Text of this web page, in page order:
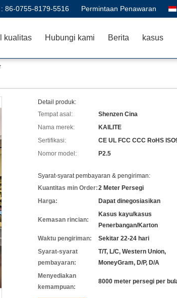
86-0755-8179-5516 Permintaan Penawaran
kualitas Hubungi kami Berita kasus
Detail produk:
Tempat asal:
Shenzen Cina
Nama merek:
KAILITE
Sertifikasi:
CE UL FCC CCC RoHS
Nomor model:
P2.5
Syarat-syarat pembayaran & pengiriman:
Kuantitas min Order:2 Meter Persegi
Harga:
Dapat dinegosiasikan
Kemasan rincian:
Kasus kayu/kasus
Penerbangan/Karton
Waktu pengiriman:
Sekitar 22-24 hari
Syarat-syarat
pembayaran:
T/T, L/C, Western Union,
MoneyGram, D/P, D/A
Menyediakan
kemampuan:
8000 meter persegi per